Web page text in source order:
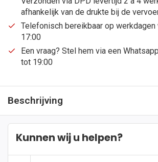
afhankelijk van de drukte bij de
Telefonisch bereikbaar op werkdagen
17:00
Een vraag? Stel hem via een
tot 19:00
Beschrijving
Kunnen wij u helpen?